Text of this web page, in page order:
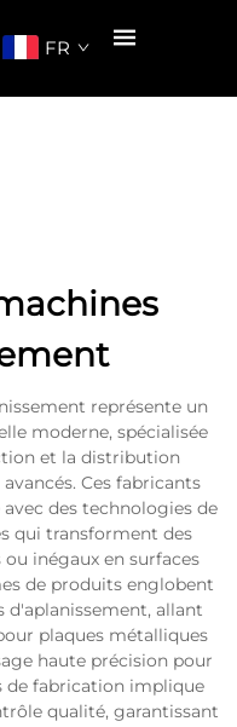
FR
représente un
moderne, spécialisée
et la distribution
Ces fabricants
des technologies de
qui transforment des
inégaux en surfaces
de produits englobent
d'aplanissement, allant
plaques métalliques
haute précision pour
de fabrication implique
qualité, garantissant